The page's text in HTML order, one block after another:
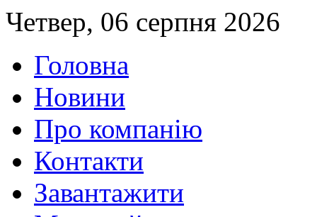
Четвер, 06 серпня 2026
Головна
Новини
Про компанію
Контакти
Завантажити